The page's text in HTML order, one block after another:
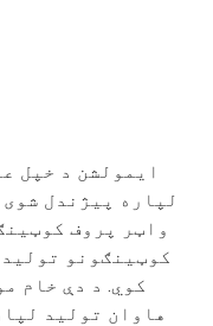
لپاره پیژندل
واټر پروف
کوټینګونو
کوي. د دې خام
هاوان تولید